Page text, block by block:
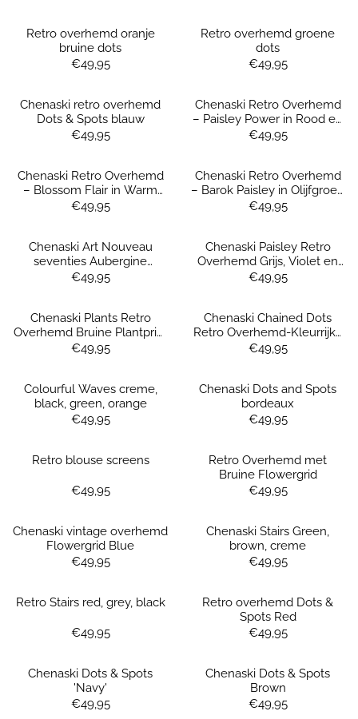
Retro overhemd oranje
bruine dots
Prijs: 49,95
€49,95
Retro overhemd groene
dots
Prijs: 49,95
€49,95
Chenaski retro overhemd
Dots & Spots blauw
Prijs: 49,95
€49,95
Chenaski Retro Overhemd
– Paisley Power in Rood en
GoudPrijs: 49,95
€49,95
Chenaski Retro Overhemd
– Blossom Flair in Warm
GeelPrijs: 49,95
€49,95
Chenaski Retro Overhemd
– Barok Paisley in Olijfgroen
& GoudPrijs: 49,95
€49,95
Chenaski Art Nouveau
seventies Aubergine
OverhemdPrijs: 49,95
€49,95
Chenaski Paisley Retro
Overhemd Grijs, Violet en
GroenPrijs: 49,95
€49,95
Chenaski Plants Retro
Overhemd Bruine Plantprint
70s StijlPrijs: 49,95
€49,95
Chenaski Chained Dots
Retro Overhemd-Kleurrijke
70s StijlPrijs: 49,95
€49,95
Colourful Waves creme,
black, green, orange
Prijs: 49,95
€49,95
Chenaski Dots and Spots
bordeaux
Prijs: 49,95
€49,95
Retro blouse screens
Prijs: 49,95
€49,95
Retro Overhemd met
Bruine Flowergrid
Prijs: 49,95
€49,95
Chenaski vintage overhemd
Flowergrid Blue
Prijs: 49,95
€49,95
Chenaski Stairs Green,
brown, creme
Prijs: 49,95
€49,95
Retro Stairs red, grey, black
Prijs: 49,95
€49,95
Retro overhemd Dots &
Spots Red
Prijs: 49,95
€49,95
Chenaski Dots & Spots
'Navy'
Prijs: 49,95
€49,95
Chenaski Dots & Spots
Brown
Prijs: 49,95
€49,95